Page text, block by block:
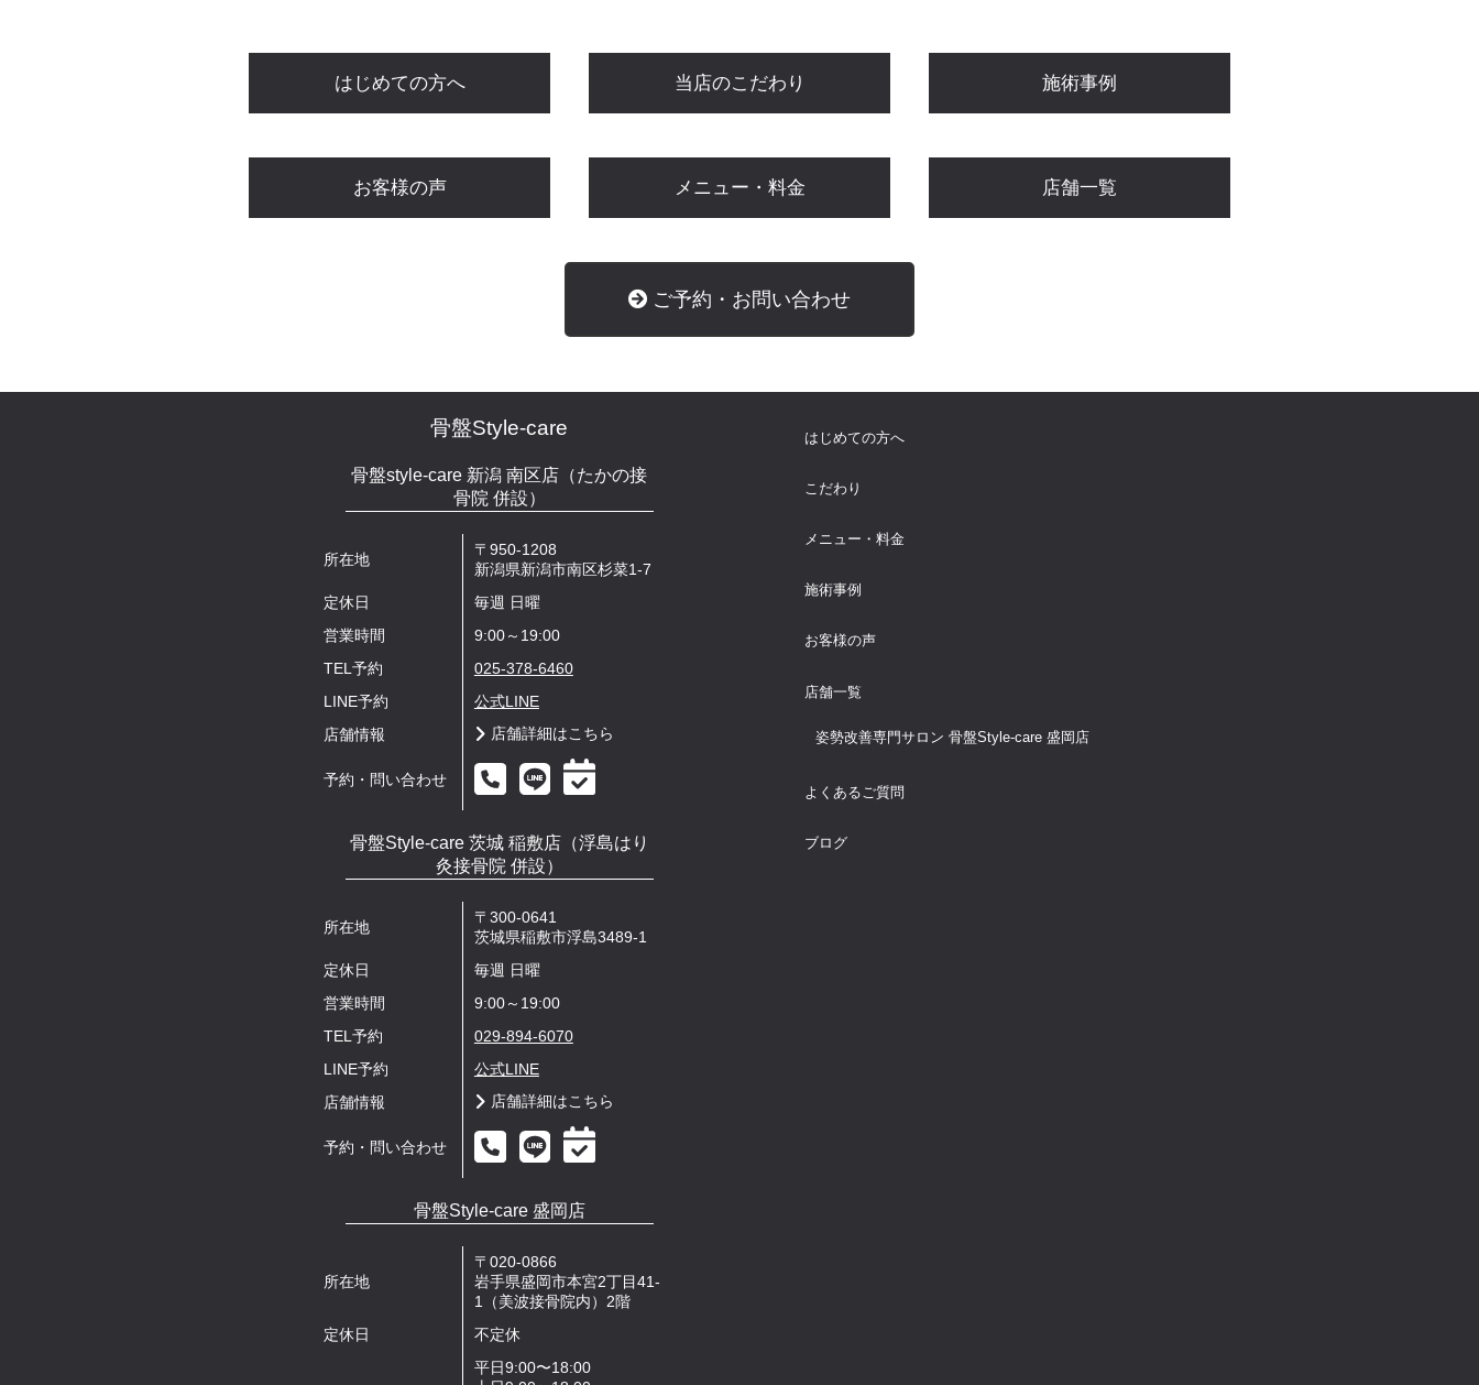
はじめての方へ 当店のこだわり 施術事例
お客様の声 メニュー・料金 店舗一覧
ご予約・お問い合わせ
骨盤Style-care
骨盤style-care 新潟 南区店（たかの接
骨院 併設）
所在地
〒950-1208
新潟県新潟市南区杉菜1-7
定休日
毎週 日曜
営業時間
9:00～19:00
TEL予約
025-378-6460
LINE予約
公式LINE
店舗情報
店舗詳細はこちら
予約・問い合わせ
骨盤Style-care 茨城 稲敷店（浮島はり
灸接骨院 併設）
所在地
〒300-0641
茨城県稲敷市浮島3489-1
定休日
毎週 日曜
営業時間
9:00～19:00
TEL予約
029-894-6070
LINE予約
公式LINE
店舗情報
店舗詳細はこちら
予約・問い合わせ
骨盤Style-care 盛岡店
所在地
〒020-0866
岩手県盛岡市本宮2丁目41-
1（美波接骨院内）2階
定休日
不定休
平日9:00〜18:00
はじめての方へ
こだわり
メニュー・料金
施術事例
お客様の声
店舗一覧
姿勢改善専門サロン 骨盤Style-care 盛岡店
よくあるご質問
ブログ